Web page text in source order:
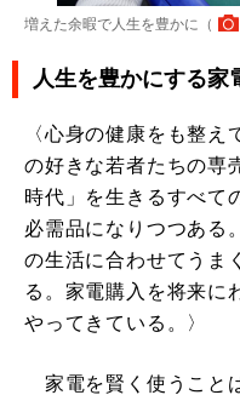
増えた余暇で人生を豊かに（
人生を豊かにする家
〈心身の健康をも整
の好きな若者たちの専
時代」を生きるすべて
必需品になりつつある
の生活に合わせてうま
る。家電購入を将来に
やってきている。〉
家電を賢く使うこと